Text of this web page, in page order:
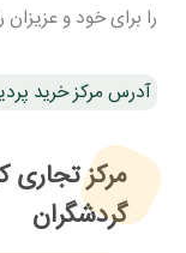
را برای خود و عزیزان
آدرس مرکز خرید پردیس 1 و 2 : میدان
مرکز
گردشگران